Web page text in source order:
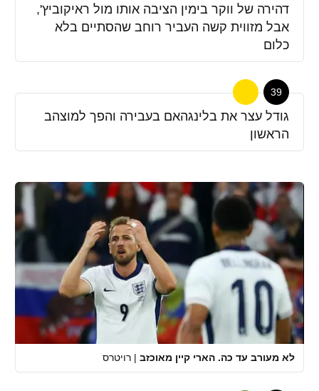
דהירה של ווקר בימין הציבה אותו מול ראיקוביץ',
אבל מזווית קשה העביר רוחב שהסתיים בלא
כלום
39
גודל עצר את בלינגהאם בעבירה והפך למוצהב
הראשון
לא מעורב עד כה. הארי קיין מאוכזב | רויטרס